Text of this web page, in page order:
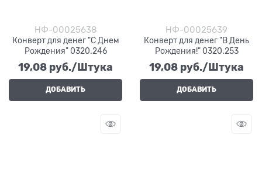
НФ-00025638
Конверт для денег "С Днем
Рождения" 0320.246
19,08 руб./Штука
ДОБАВИТЬ
НФ-00025639
Конверт для денег "В День
Рождения!" 0320.253
19,08 руб./Штука
ДОБАВИТЬ